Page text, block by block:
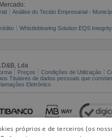
Análise do Tecido Empresarial -
Whistleblowing Solution EQS
Lda
Preços Condições de Utilização
Titulares de dados pessoais que
Eletrónico
próprios e de terceiros (os